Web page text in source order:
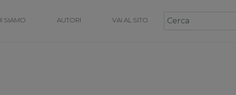
SIAMO AUTORI VAI AL SITO